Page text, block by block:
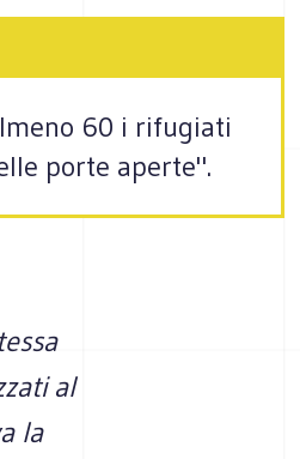
60 i rifugiati
porte aperte".
al
la